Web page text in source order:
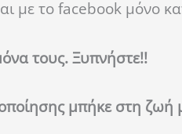
με το facebook μόνο
τους. Ξυπνήστε!!
μπήκε στη ζωή